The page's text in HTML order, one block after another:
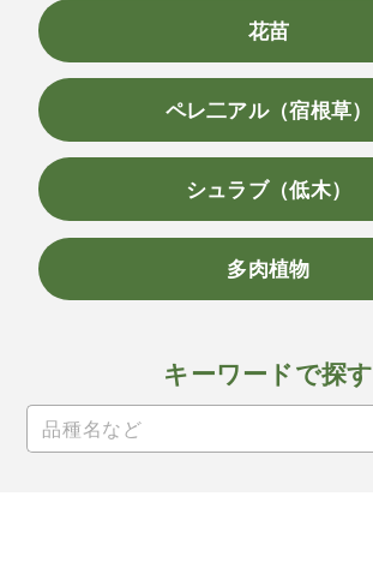
花苗
ペレ二アル（宿根草）
シュラブ（低木）
多肉植物
キーワードで探す